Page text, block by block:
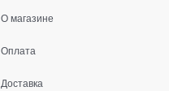
О магазине
Оплата
Доставка